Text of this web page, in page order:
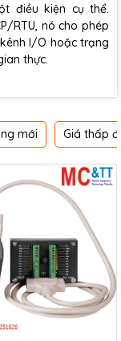
điều kiện cụ thể.
RTU, nó cho phép
I/O hoặc trạng
thực.
mới Giá thấp